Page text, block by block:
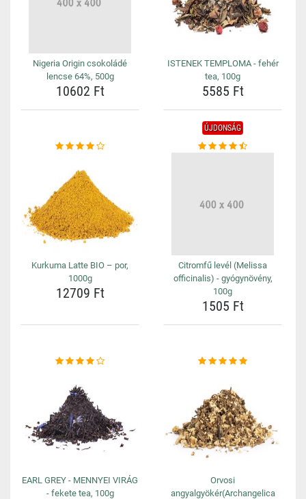
Nigeria Origin csokoládé
lencse 64%, 500g
10602 Ft
ISTENEK TEMPLOMA - fehér
tea, 100g
5585 Ft
Kurkuma Latte BIO – por,
1000g
12709 Ft
ÚJDONSÁG
Citromfű levél (Melissa
officinalis) - gyógynövény,
100g
1505 Ft
EARL GREY - MENNYEI VIRÁG
- fekete tea, 100g
Orvosi
angyalgyökér(Archangelica